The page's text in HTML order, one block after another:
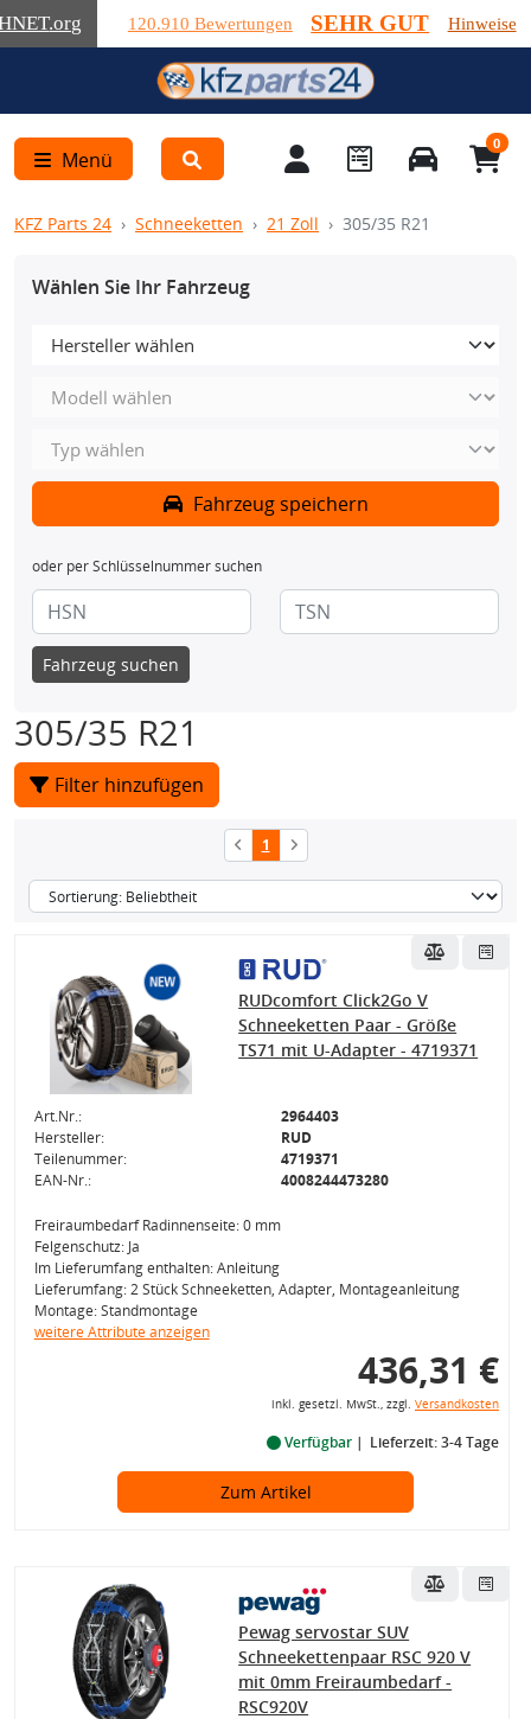
.org 120.910 Bewertungen SEHR GUT Hinweise
Menü
0
KFZ Parts 24 Schneeketten 21 Zoll 305/35 R21
Wählen Sie Ihr Fahrzeug
Fahrzeug speichern
oder per Schlüsselnummer suchen
Fahrzeug suchen
305/35 R21
Filter hinzufügen
1
RUDcomfort Click2Go V
Schneeketten Paar - Größe
TS71 mit U-Adapter - 4719371
Art.Nr.:
2964403
Hersteller:
RUD
Teilenummer:
4719371
EAN-Nr.:
4008244473280
Freiraumbedarf Radinnenseite: 0 mm
Felgenschutz: Ja
Im Lieferumfang enthalten: Anleitung
Lieferumfang: 2 Stück Schneeketten, Adapter, Montageanleitung
Montage: Standmontage
weitere Attribute anzeigen
436,31 €
inkl. gesetzl. MwSt., zzgl. Versandkosten
Verfügbar Lieferzeit: 3-4 Tage
Zum Artikel
Pewag servostar SUV
Schneekettenpaar RSC 920 V
mit 0mm Freiraumbedarf -
RSC920V